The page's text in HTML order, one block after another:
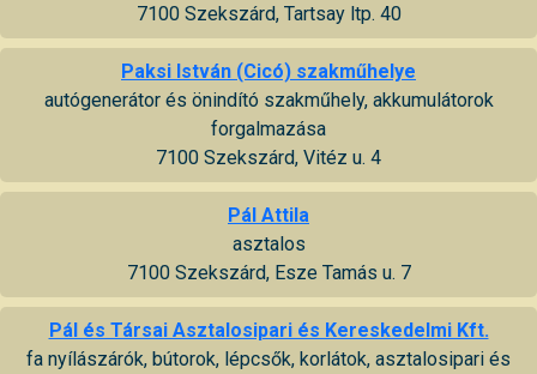
7100 Szekszárd, Tartsay ltp. 40
Paksi István (Cicó) szakműhelye
autógenerátor és önindító szakműhely, akkumulátorok
forgalmazása
7100 Szekszárd, Vitéz u. 4
Pál Attila
asztalos
7100 Szekszárd, Esze Tamás u. 7
Pál és Társai Asztalosipari és Kereskedelmi Kft.
fa nyílászárók, bútorok, lépcsők, korlátok, asztalosipari és